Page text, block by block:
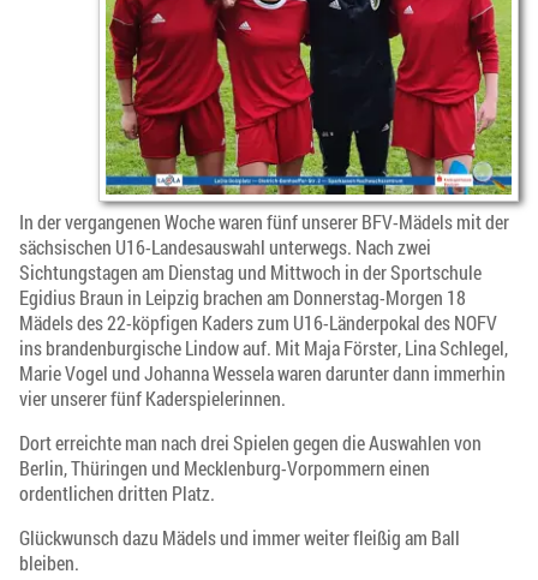
In der vergangenen Woche waren fünf unserer BFV-Mädels mit der
sächsischen U16-Landesauswahl unterwegs. Nach zwei
Sichtungstagen am Dienstag und Mittwoch in der Sportschule
Egidius Braun in Leipzig brachen am Donnerstag-Morgen 18
Mädels des 22-köpfigen Kaders zum U16-Länderpokal des NOFV
ins brandenburgische Lindow auf. Mit Maja Förster, Lina Schlegel,
Marie Vogel und Johanna Wessela waren darunter dann immerhin
vier unserer fünf Kaderspielerinnen.
Dort erreichte man nach drei Spielen gegen die Auswahlen von
Berlin, Thüringen und Mecklenburg-Vorpommern einen
ordentlichen dritten Platz.
Glückwunsch dazu Mädels und immer weiter fleißig am Ball
bleiben.